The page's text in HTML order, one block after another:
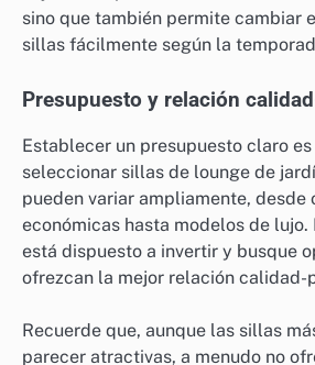
sino que también permite cambiar
sillas fácilmente según la
Presupuesto y relación
Establecer un presupuesto claro
seleccionar sillas de lounge de
pueden variar ampliamente, desde
económicas hasta modelos de
está dispuesto a invertir y busque
ofrezcan la mejor relación calidad-
Recuerde que, aunque las sillas
parecer atractivas, a menudo no